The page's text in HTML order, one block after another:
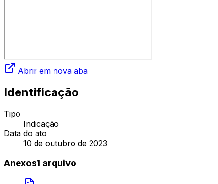
Abrir em nova aba
Identificação
Tipo
Indicação
Data do ato
10 de outubro de 2023
Anexos1 arquivo